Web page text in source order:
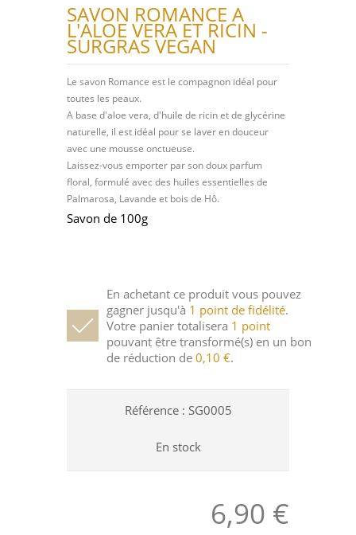
SAVON ROMANCE A
L'ALOE VERA ET RICIN -
SURGRAS VEGAN
Le savon Romance est le compagnon idéal pour
toutes les peaux.
A base d'aloe vera, d'huile de ricin et de glycérine
naturelle, il est idéal pour se laver en douceur
avec une mousse onctueuse.
Laissez-vous emporter par son doux parfum
floral, formulé avec des huiles essentielles de
Palmarosa, Lavande et bois de Hô.
Savon de 100g
En achetant ce produit vous pouvez
gagner jusqu'à 1 point de fidélité.
Votre panier totalisera 1 point
pouvant être transformé(s) en un bon
de réduction de 0,10 €.
Référence : SG0005
En stock
6,90 €